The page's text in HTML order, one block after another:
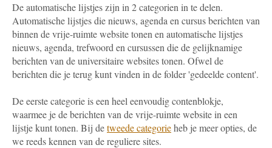
De automatische lijstjes zijn in 2 categorien in te delen.
Automatische lijstjes die nieuws, agenda en cursus berichten van
binnen de vrije-ruimte website tonen en automatische lijstjes
nieuws, agenda, trefwoord en cursussen die de gelijknamige
berichten van de universitaire websites tonen. Ofwel de
berichten die je terug kunt vinden in de folder 'gedeelde content'.
De eerste categorie is een heel eenvoudig contenblokje,
waarmee je de berichten van de vrije-ruimte website in een
lijstje kunt tonen. Bij detweede categorieheb je meer opties, de
we reeds kennen van de reguliere sites.